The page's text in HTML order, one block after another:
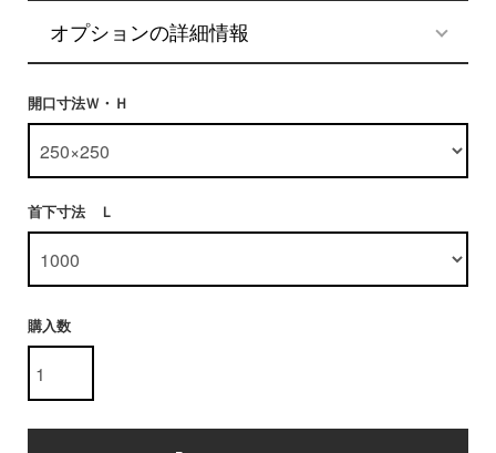
オプションの詳細情報
開口寸法Ｗ・Ｈ
首下寸法 Ｌ
購入数